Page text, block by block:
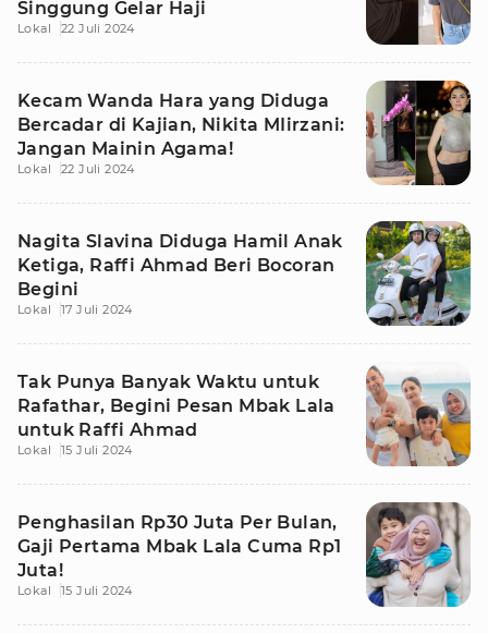
Singgung Gelar Haji
Lokal 22 Juli 2024
Kecam Wanda Hara yang Diduga
Bercadar di Kajian, Nikita MIirzani:
Jangan Mainin Agama!
Lokal 22 Juli 2024
Nagita Slavina Diduga Hamil Anak
Ketiga, Raffi Ahmad Beri Bocoran
Begini
Lokal 17 Juli 2024
Tak Punya Banyak Waktu untuk
Rafathar, Begini Pesan Mbak Lala
untuk Raffi Ahmad
Lokal 15 Juli 2024
Penghasilan Rp30 Juta Per Bulan,
Gaji Pertama Mbak Lala Cuma Rp1
Juta!
Lokal 15 Juli 2024